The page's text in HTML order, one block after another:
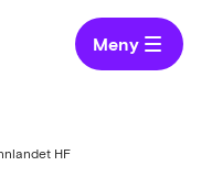
Meny
HF